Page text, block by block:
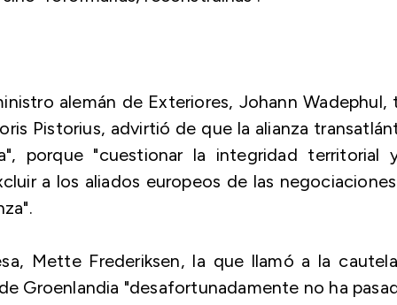
alemán de Exteriores, Johann Wadephul,
Pistorius, advirtió de que la alianza
porque "cuestionar la integridad territorial
a los aliados europeos de las
Mette Frederiksen, la que llamó a la
Groenlandia "desafortunadamente no ha